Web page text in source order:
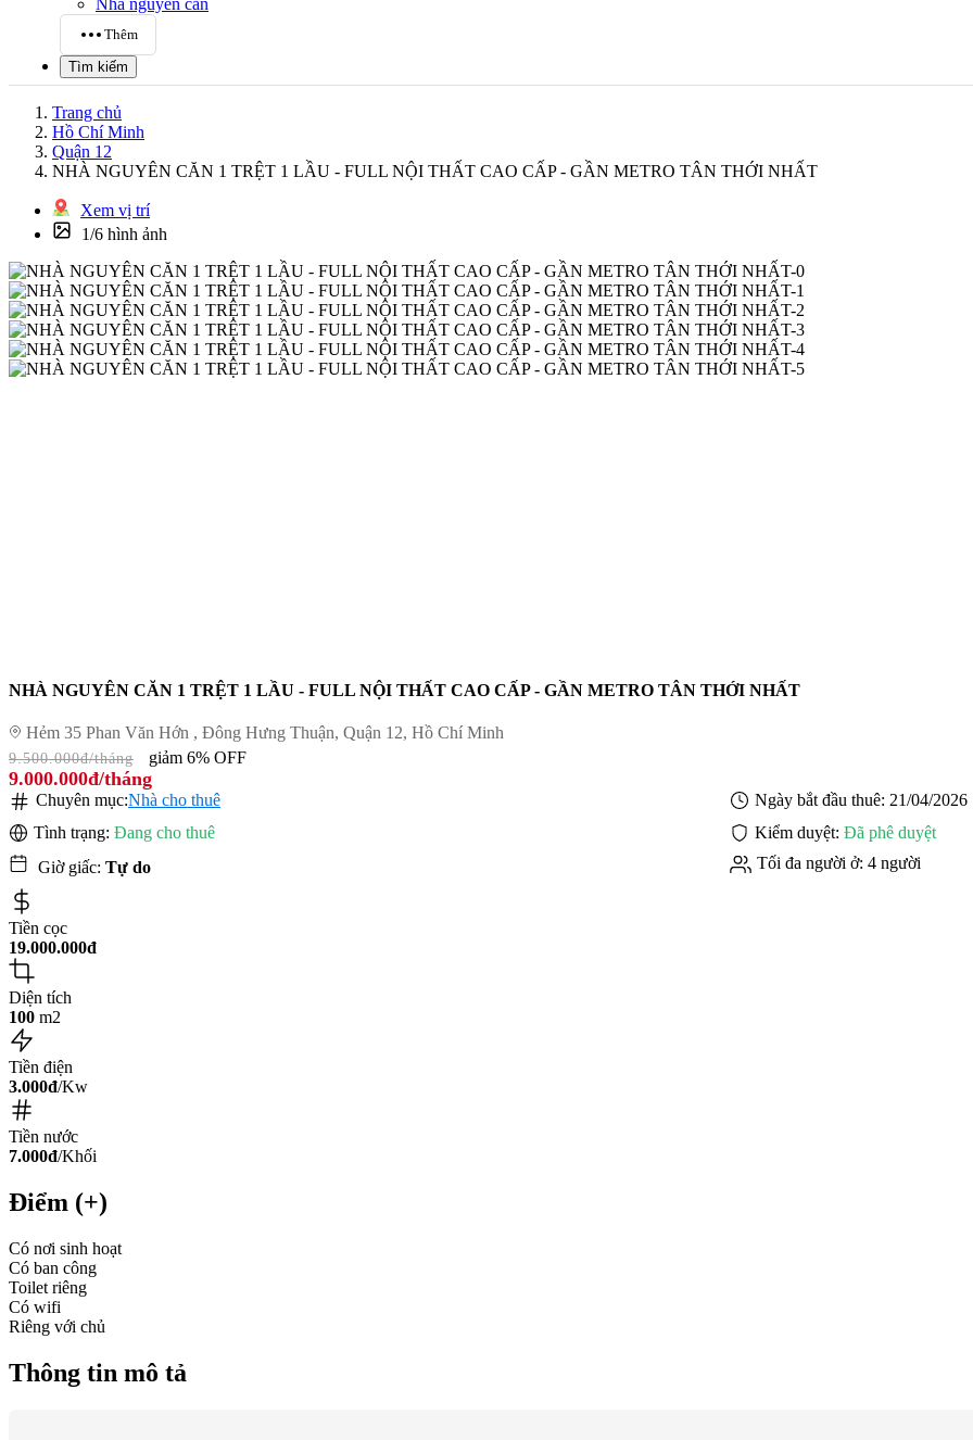
Nhà nguyên căn
Thêm
Tìm kiếm
Trang chủ
Hồ Chí Minh
Quận 12
NHÀ NGUYÊN CĂN 1 TRỆT 1 LẦU - FULL NỘI THẤT CAO CẤP - GẦN METRO TÂN THỚI NHẤT
Xem vị trí
1/6 hình ảnh
NHÀ NGUYÊN CĂN 1 TRỆT 1 LẦU - FULL NỘI THẤT CAO CẤP - GẦN METRO TÂN THỚI NHẤT
Hẻm 35 Phan Văn Hớn , Đông Hưng Thuận, Quận 12, Hồ Chí Minh
9.500.000đ/tháng giảm 6% OFF
9.000.000đ/tháng
Chuyên mục:Nhà cho thuê Ngày bắt đầu thuê: 21/04/2026
Tình trạng: Đang cho thuê Kiểm duyệt: Đã phê duyệt
Giờ giấc: Tự do Tối đa người ở: 4 người
Tiền cọc
19.000.000đ
Diện tích
100 m2
Tiền điện
3.000đ/Kw
Tiền nước
7.000đ/Khối
Điểm (+)
Có nơi sinh hoạt
Có ban công
Toilet riêng
Có wifi
Riêng với chủ
Thông tin mô tả